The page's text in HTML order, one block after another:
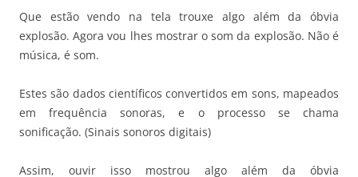
Que estão vendo na tela trouxe algo além da óbvia
explosão. Agora vou lhes mostrar o som da explosão. Não é
música, é som.
Estes são dados científicos convertidos em sons, mapeados
em frequência sonoras, e o processo se chama
sonificação. (Sinais sonoros digitais)
Assim, ouvir isso mostrou algo além da óbvia